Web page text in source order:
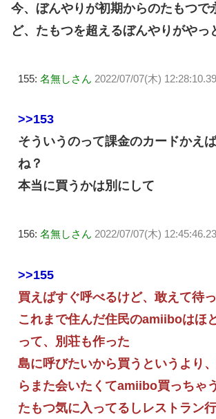
今、ぼんやりが初期からのたもつで
ど、たもつを超えるぼんやりがやっ
155: 名無しさん 2022/07/07(木) 12:28:10.39
>>153
そういうのって課金のカードかえ
ね？
本当に買うかは別にして
156: 名無しさん 2022/07/07(木)
>>155
買えばすぐ呼べるけど、敢えて待
これまで住んだ住民のamiiboはほ
って、別荘も作った
島に呼びたいから買うというより
らまた会いたくてamiibo買っちゃう
たもつ気に入ってるしレストラン